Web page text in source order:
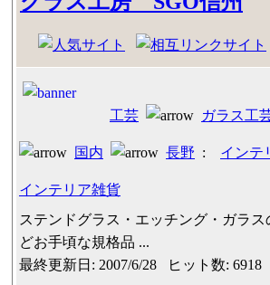
工芸 ガラス工
国内 長野 : インテ
インテリア雑貨
ステンドグラス・エッチング・ガラ
どお手頃な規格品 ...
最終更新日: 2007/6/28 ヒット数: 6918